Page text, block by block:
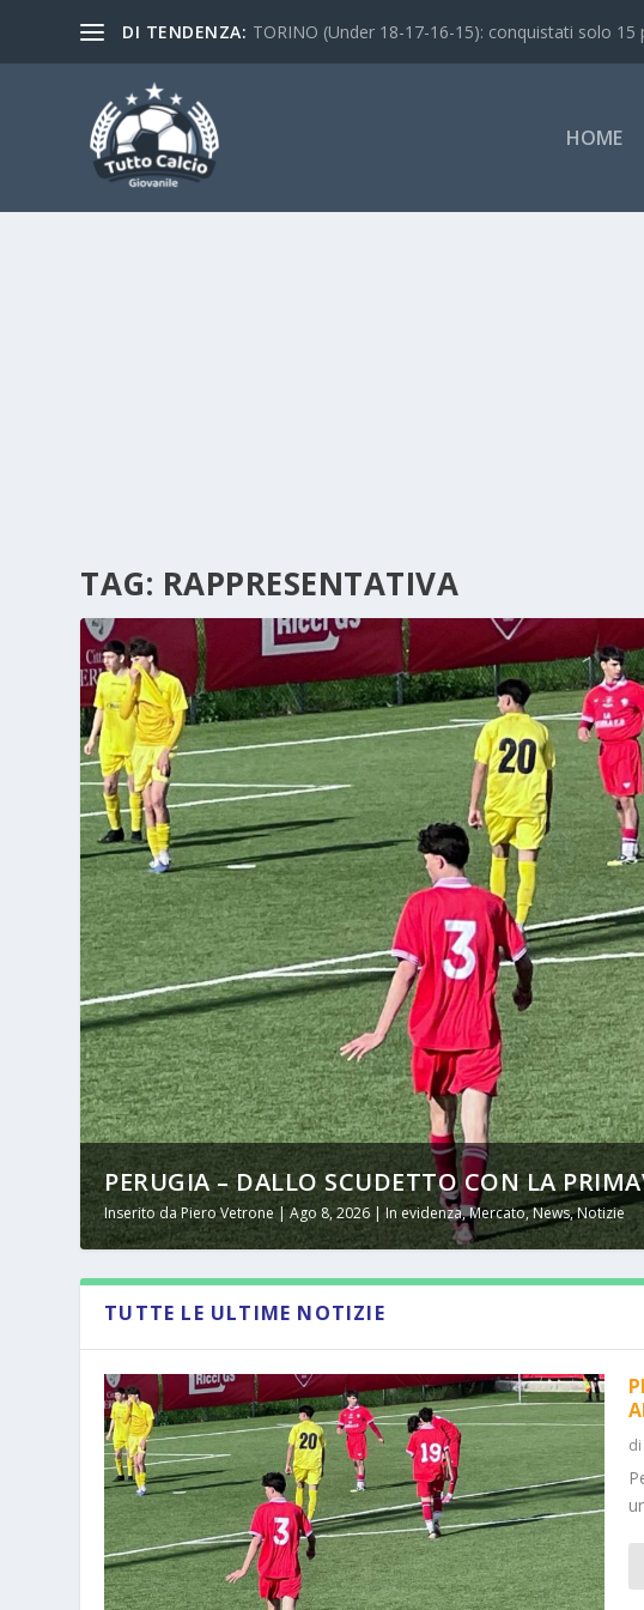
DI TENDENZA: TORINO (Under 18-17-16-15): conquistati solo 15
HOME
TAG: RAPPRESENTATIVA
PERUGIA – DALLO SCUDETTO CON LA
Inserito daPiero Vetrone|Ago 8, 2026 |In evidenza,Mercato,News,Notizie
TUTTE LE ULTIME NOTIZIE
di